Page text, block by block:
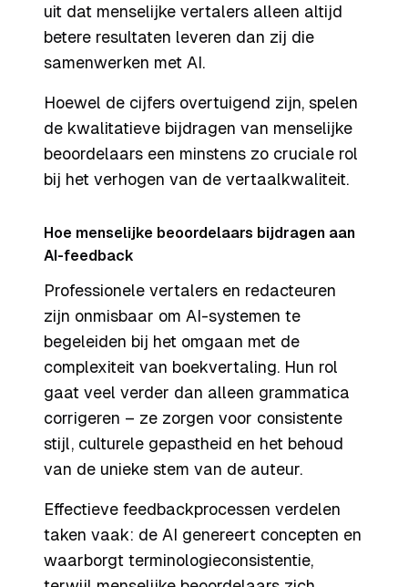
uit dat menselijke vertalers alleen altijd
betere resultaten leveren dan zij die
samenwerken met AI.
Hoewel de cijfers overtuigend zijn, spelen
de kwalitatieve bijdragen van menselijke
beoordelaars een minstens zo cruciale rol
bij het verhogen van de vertaalkwaliteit.
Hoe menselijke beoordelaars bijdragen aan
AI-feedback
Professionele vertalers en redacteuren
zijn onmisbaar om AI-systemen te
begeleiden bij het omgaan met de
complexiteit van boekvertaling. Hun rol
gaat veel verder dan alleen grammatica
corrigeren – ze zorgen voor consistente
stijl, culturele gepastheid en het behoud
van de unieke stem van de auteur.
Effectieve feedbackprocessen verdelen
taken vaak: de AI genereert concepten en
waarborgt terminologieconsistentie,